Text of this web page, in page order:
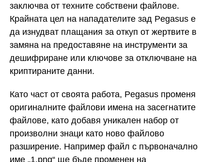
заключва от техните собствени файлове.
Крайната цел на нападателите зад Pegasus е
да изнудват плащания за откуп от жертвите в
замяна на предоставяне на инструменти за
дешифриране или ключове за отключване на
криптираните данни.
Като част от своята работа, Pegasus променя
оригиналните файлови имена на засегнатите
файлове, като добавя уникален набор от
произволни знаци като ново файлово
разширение. Например файл с първоначално
име „1.png“ ще бъде променен на